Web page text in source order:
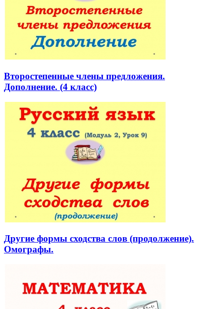
Второстепенные члены предложения.
Дополнение. (4 класс)
Другие формы сходства слов (продолжение).
Омографы.